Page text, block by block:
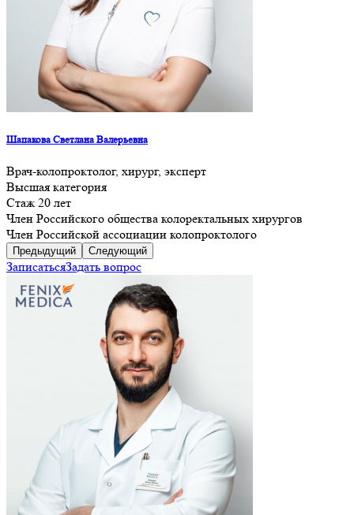
Шапакова Светлана Валерьевна
Врач-колопроктолог, хирург, эксперт
Высшая категория
Стаж 20 лет
Член Российского общества колоректальных хирургов
Член Российской ассоциации колопроктолого
Предыдущий Следующий
ЗаписатьсяЗадать вопрос